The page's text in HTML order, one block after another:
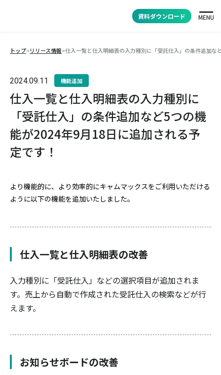
資料ダウンロード MENU
トップ>リリース情報>仕入一覧と仕入明細表の入力種別に「受託仕入」の条件追加
2024.09.11 機能追加
仕入一覧と仕入明細表の入力種別に
「受託仕入」の条件追加など5つの機
能が2024年9月18日に追加される予
定です！
より機能的に、より効率的にキャムマックスをご利用いただける
ように以下の機能を追加いたしました。
仕入一覧と仕入明細表の改善
入力種別に「受託仕入」などの選択項目が追加されま
す。売上から自動で作成された受託仕入の検索などが行
えます。
お知らせボードの改善